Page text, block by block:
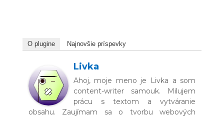
O plugine Najnovšie príspevky
Livka
Ahoj, moje meno je Livka a som
content-writer samouk. Milujem
prácu s textom a vytváranie
obsahu. Zaujímam sa o tvorbu webových